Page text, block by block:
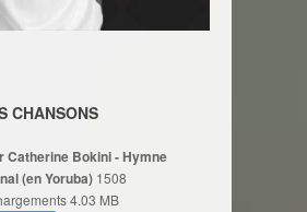
CHANSONS
Catherine Bokini - Hymne
(en Yoruba) 1508
4.03 MB